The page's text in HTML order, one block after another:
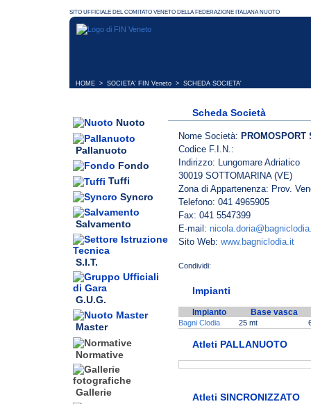
HOME > SOCIETA' FIN Veneto > SCHEDA SOCIETA'
Nuoto
Pallanuoto
Fondo
Tuffi
Syncro
Salvamento
S.I.T.
G.U.G.
Master
Normative
Gallerie
Scheda Società
Nome Società: PROMOSPORT
Codice F.I.N.:
Indirizzo: Lungomare Adriatico
30019 SOTTOMARINA (VE)
Zona di Appartenenza: Prov.
Telefono: 041 4965905
Fax: 041 5547399
E-mail:
Sito Web: www.bagniclodia.it
Impianti
Impianto Base vasca
Bagni Clodia 25 mt
Atleti PALLANUOTO
Atleti SINCRONIZZATO